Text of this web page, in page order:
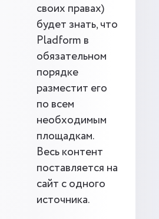
своих правах)
будет знать, что
Pladform в
обязательном
порядке
разместит его
по всем
необходимым
площадкам.
Весь контент
поставляется на
сайт с одного
источника.